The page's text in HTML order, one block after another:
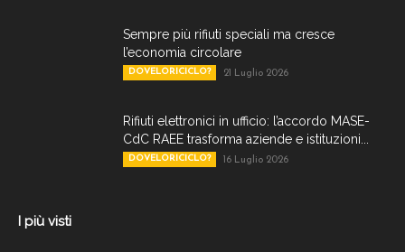
Sempre più rifiuti speciali ma cresce
l’economia circolare
DOVELORICICLO? 21 Luglio 2026
Rifiuti elettronici in ufficio: l’accordo MASE-
CdC RAEE trasforma aziende e istituzioni...
DOVELORICICLO? 16 Luglio 2026
I più visti